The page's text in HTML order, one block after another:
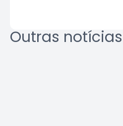
Outras notícias